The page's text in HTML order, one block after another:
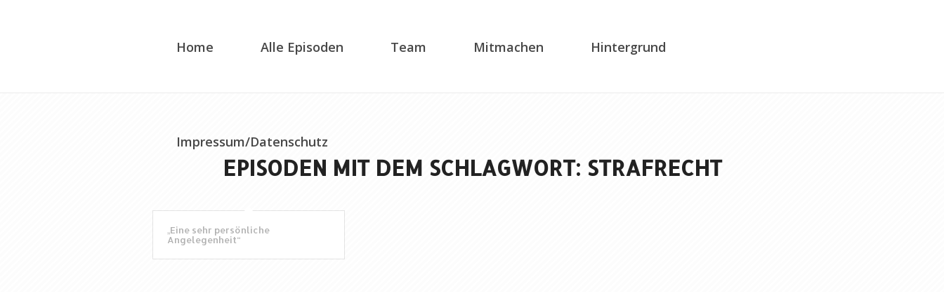
Home Alle Episoden Team Mitmachen Hintergrund
Impressum/Datenschutz
EPISODEN MIT DEM SCHLAGWORT: STRAFRECHT
„Eine sehr persönliche
Angelegenheit“